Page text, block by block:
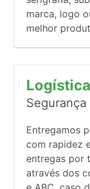
marca, logo
melhor
Logística
Entregamos
com rapidez
entregas por
através dos